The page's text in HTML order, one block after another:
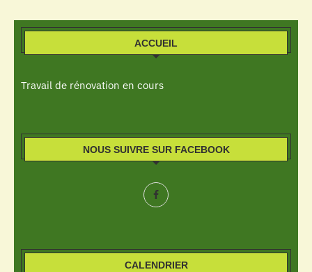
ACCUEIL
Travail de rénovation en cours
NOUS SUIVRE SUR FACEBOOK
CALENDRIER